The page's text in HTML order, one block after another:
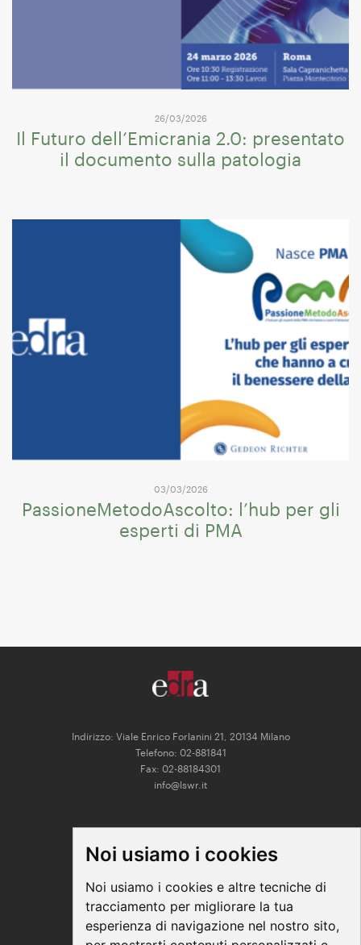
Noi usiamo i cookies
Noi usiamo i cookies e altre tecniche di
tracciamento per migliorare la tua
esperienza di navigazione nel nostro sito,
26/03/2026
Il Futuro dell’Emicrania 2.0: presentato
il documento sulla patologia
03/03/2026
PassioneMetodoAscolto: l’hub per gli
esperti di PMA
Indirizzo: Viale Enrico Forlanini 21, 20134 Milano
Telefono: 02-881841
Fax: 02-88184301
info@lswr.it
Facebook
Youtube